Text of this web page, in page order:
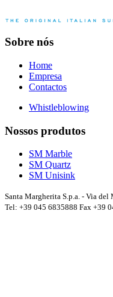
Sobre nós
Home
Empresa
Contactos
Whistleblowing
Nossos produtos
SM Marble
SM Quartz
SM Unisink
Santa Margherita S.p.a. - Via
Tel: +39 045 6835888 Fax +39